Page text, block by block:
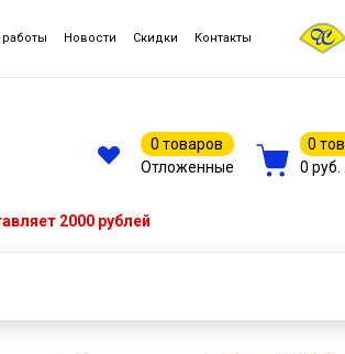
Новости Скидки Контакты
0 товаров
Отложенные
0
0 руб.
2000 рублей